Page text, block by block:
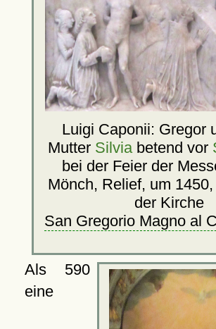
Luigi Caponii: Gregor
Mutter Silvia betend vor
bei der Feier der
Mönch, Relief, um
der Kirche
San Gregorio Magno al
Als 590
eine